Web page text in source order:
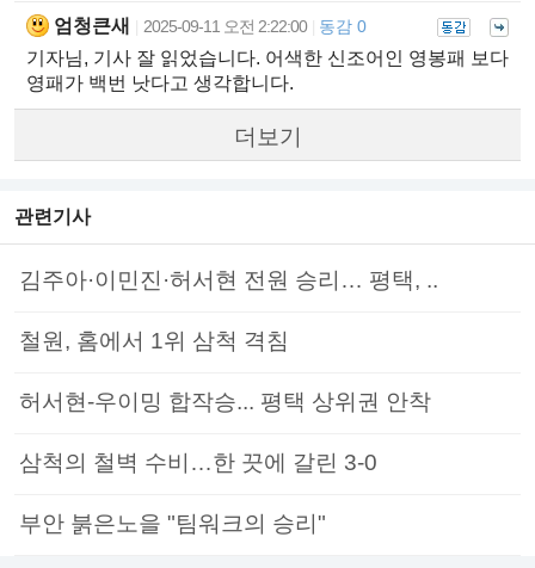
엄청큰새 2025-09-11 오전 2:22:00 동감 0
기자님, 기사 잘 읽었습니다. 어색한 신조어인 영봉패 보다
영패가 백번 낫다고 생각합니다.
더보기
관련기사
김주아·이민진·허서현 전원 승리… 평택, ..
철원, 홈에서 1위 삼척 격침
허서현-우이밍 합작승... 평택 상위권 안착
삼척의 철벽 수비…한 끗에 갈린 3-0
부안 붉은노을 "팀워크의 승리"